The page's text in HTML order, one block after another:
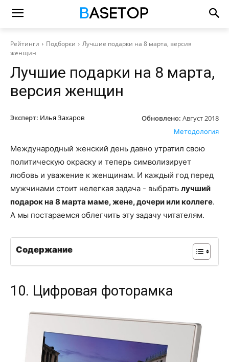
Рейтинги Подборки
Лучшие подарки на 8 марта, версия
женщин
Лучшие подарки на 8 марта,
версия женщин
Эксперт: Илья Захаров Обновлено: Август 2018
Методология
Международный женский день давно утратил свою
политическую окраску и теперь символизирует
любовь и уважение к женщинам. И каждый год перед
мужчинами стоит нелегкая задача - выбрать лучший
подарок на 8 марта маме, жене, дочери или коллеге.
А мы постараемся облегчить эту задачу читателям.
Содержание
10. Цифровая фоторамка